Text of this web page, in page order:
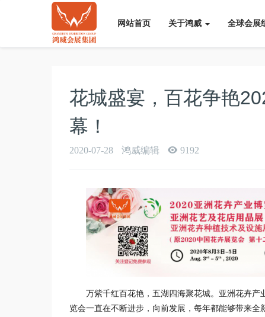
网站首页 关于鸿威 全球会展
花城盛宴，百花争艳
幕！
2020-07-28 鸿威编辑 9192
万紫千红百花艳，五湖四海聚花城。亚洲花卉
览会一直在不断进步，向前发展，每年都能够带来